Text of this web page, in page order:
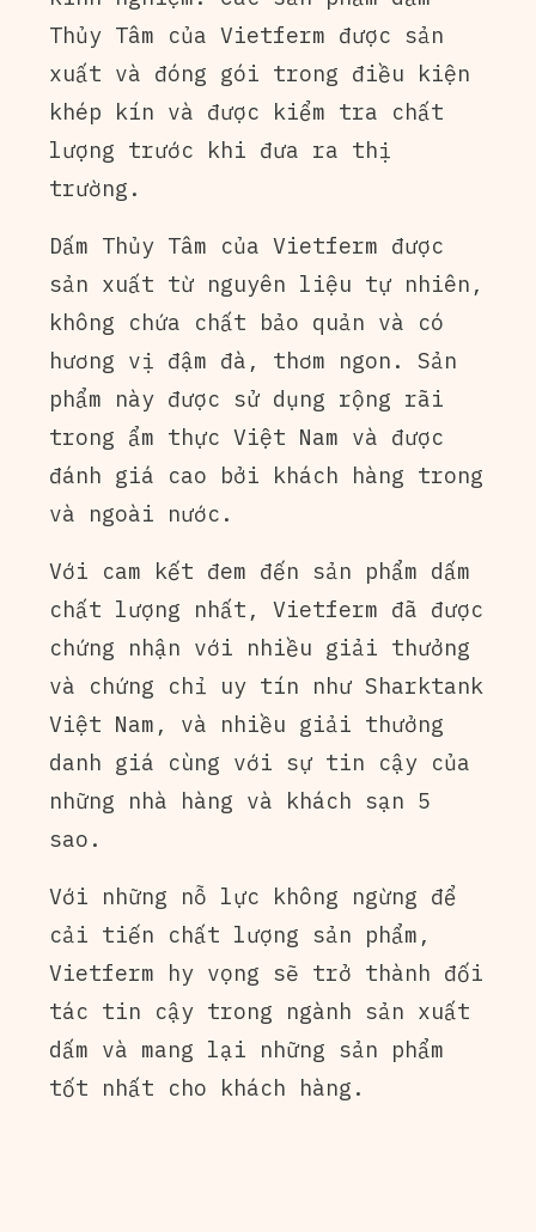
Thủy Tâm của Vietferm được sản
xuất và đóng gói trong điều kiện
khép kín và được kiểm tra chất
lượng trước khi đưa ra thị
trường.
Dấm Thủy Tâm của Vietferm được
sản xuất từ nguyên liệu tự nhiên,
không chứa chất bảo quản và có
hương vị đậm đà, thơm ngon. Sản
phẩm này được sử dụng rộng rãi
trong ẩm thực Việt Nam và được
đánh giá cao bởi khách hàng trong
và ngoài nước.
Với cam kết đem đến sản phẩm dấm
chất lượng nhất, Vietferm đã được
chứng nhận với nhiều giải thưởng
và chứng chỉ uy tín như Sharktank
Việt Nam, và nhiều giải thưởng
danh giá cùng với sự tin cậy của
những nhà hàng và khách sạn 5
sao.
Với những nỗ lực không ngừng để
cải tiến chất lượng sản phẩm,
Vietferm hy vọng sẽ trở thành đối
tác tin cậy trong ngành sản xuất
dấm và mang lại những sản phẩm
tốt nhất cho khách hàng.